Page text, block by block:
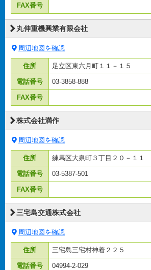
FAX番号
丸伸重機興業有限会社
周辺地図を確認
住所 足立区東六月町１１－１５
電話番号 03-3858-888
FAX番号
株式会社満作
周辺地図を確認
住所 練馬区大泉町３丁目２０－１１
電話番号 03-5387-501
FAX番号
三宅島交通株式会社
周辺地図を確認
住所 三宅島三宅村神着２２５
電話番号 04994-2-029